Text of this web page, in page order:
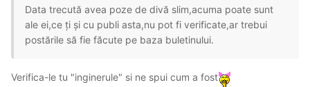
Data trecută avea poze de divă slim,acuma poate sunt
ale ei,ce ți și cu publi asta,nu pot fi verificate,ar trebui
postările să fie făcute pe baza buletinului.
Verifica-le tu "inginerule" si ne spui cum a fost